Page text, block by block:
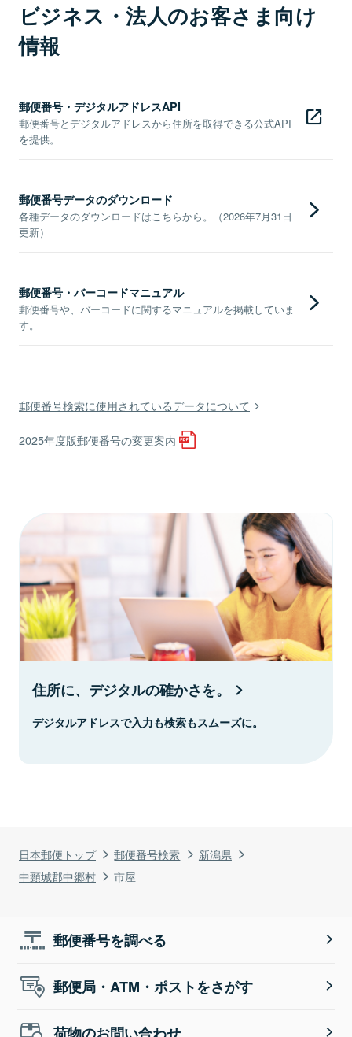
日本郵便トップ 郵便番号検索
新潟県
中頸城郡中郷村
市屋
ビジネス・法人のお客さま向け
情報
郵便番号・デジタルアドレスAPI
郵便番号とデジタルアドレスから住所を取得できる公式API
を提供。
郵便番号データのダウンロード
各種データのダウンロードはこちらから。（2026年7月31日
更新）
郵便番号・バーコードマニュアル
郵便番号や、バーコードに関するマニュアルを掲載していま
す。
郵便番号検索に使用されているデータについて
2025年度版郵便番号の変更案内
住所に、デジタルの確かさを。
デジタルアドレスで入力も検索もスムーズに。
郵便番号を調べる
郵便局・ATM・ポストをさがす
荷物のお問い合わせ